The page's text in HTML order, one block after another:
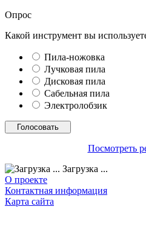
Опрос
Какой инструмент вы
Пила-ножовка
Лучковая пила
Дисковая пила
Сабельная пила
Электролобзик
Посмотреть
Загрузка ...
О проекте
Контактная информация
Карта сайта